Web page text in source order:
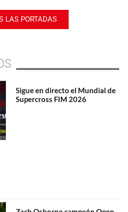
LAS PORTADAS
Sigue en directo el Mundial de
Supercross FIM 2026